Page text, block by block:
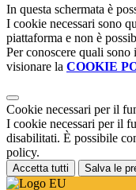
In questa schermata è
I cookie necessari sono
piattaforma e non è
Per conoscere quali
visionare la COOKIE
Cookie necessari per il
I cookie necessari per il
disabilitati. È possibile
policy.
Accetta tutti Salva le